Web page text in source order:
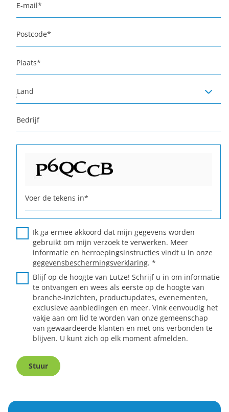
E-mail*
Postcode*
Plaats*
Land
Bedrijf
Voer de tekens in*
Ik ga ermee akkoord dat mijn gegevens worden
gebruikt om mijn verzoek te verwerken. Meer
informatie en herroepingsinstructies vindt u in onze
gegevensbeschermingsverklaring. *
Blijf op de hoogte van Lutze! Schrijf u in om informatie
te ontvangen en wees als eerste op de hoogte van
branche-inzichten, productupdates, evenementen,
exclusieve aanbiedingen en meer. Vink eenvoudig het
vakje aan om lid te worden van onze gemeenschap
van gewaardeerde klanten en met ons verbonden te
blijven. U kunt zich op elk moment afmelden.
Stuur